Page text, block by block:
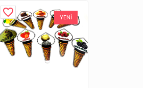
favorite_border YENİ